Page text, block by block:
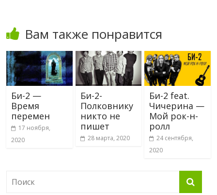
Вам также понравится
Би-2 —
Время
перемен
17 ноября,
2020
Би-2-
Полковнику
никто не
пишет
28 марта, 2020
Би-2 feat.
Чичерина —
Мой рок-н-
ролл
24 сентября,
2020